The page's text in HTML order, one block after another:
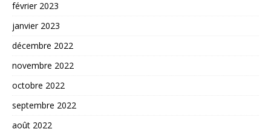
février 2023
janvier 2023
décembre 2022
novembre 2022
octobre 2022
septembre 2022
août 2022